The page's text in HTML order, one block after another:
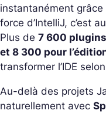
instantanément
force d’IntelliJ, c’est
Plus de 7 600
et 8 300 pour
transformer l’IDE
Au-delà des projets
naturellement avec